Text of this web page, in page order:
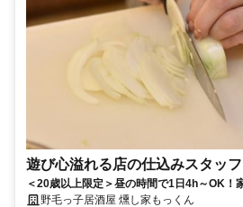
遊び心溢れる店の仕込みスタッフ
＜20歳以上限定＞昼の時間で1日4h～OK
代～40代活躍
野毛っ子居酒屋 燻し家もっくん